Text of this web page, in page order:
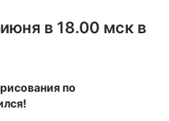
в 18.00 мск в
по